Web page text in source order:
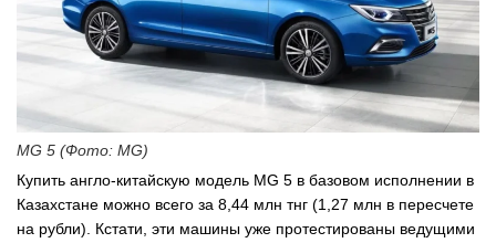
MG 5 (Фото: MG)
Купить англо-китайскую модель MG 5 в базовом исполнении в
Казахстане можно всего за 8,44 млн тнг (1,27 млн в пересчете
на рубли). Кстати, эти машины уже протестированы ведущими